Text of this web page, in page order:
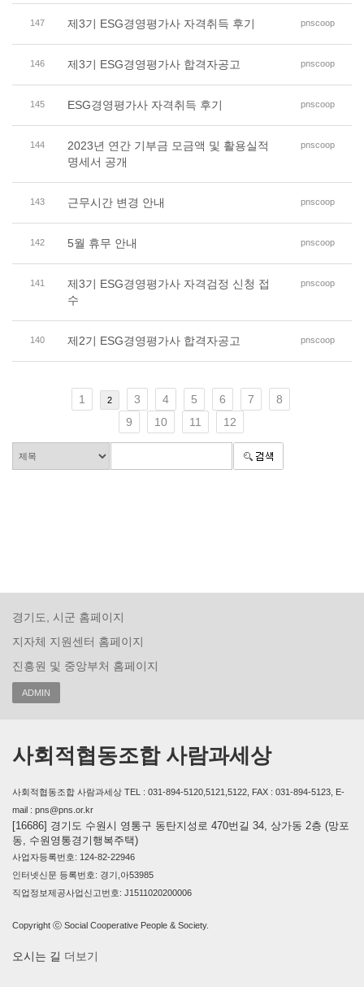
147 제3기 ESG경영평가사 자격취득 후기 pnscoop
146 제3기 ESG경영평가사 합격자공고 pnscoop
145 ESG경영평가사 자격취득 후기 pnscoop
144
2023년 연간 기부금 모금액 및 활용실적
명세서 공개
pnscoop
143 근무시간 변경 안내 pnscoop
142 5월 휴무 안내 pnscoop
141
제3기 ESG경영평가사 자격검정 신청 접
수
pnscoop
140 제2기 ESG경영평가사 합격자공고 pnscoop
1 2 3 4 5 6 7
8
9
10 11 12
경기도, 시군 홈페이지
지자체 지원센터 홈페이지
진흥원 및 중앙부처 홈페이지
ADMIN
사회적협동조합 사람과세상
사회적협동조합 사람과세상 TEL : 031-894-5120,5121,5122, FAX : 031-894-5123, E-
mail : pns@pns.or.kr
[16686] 경기도 수원시 영통구 동탄지성로 470번길 34, 상가동 2층 (망포
동, 수원영통경기행복주택)
사업자등록번호: 124-82-22946
인터넷신문 등록번호: 경기,아53985
직업정보제공사업신고번호: J1511020200006
Copyright ⓒ Social Cooperative People & Society.
오시는 길 더보기